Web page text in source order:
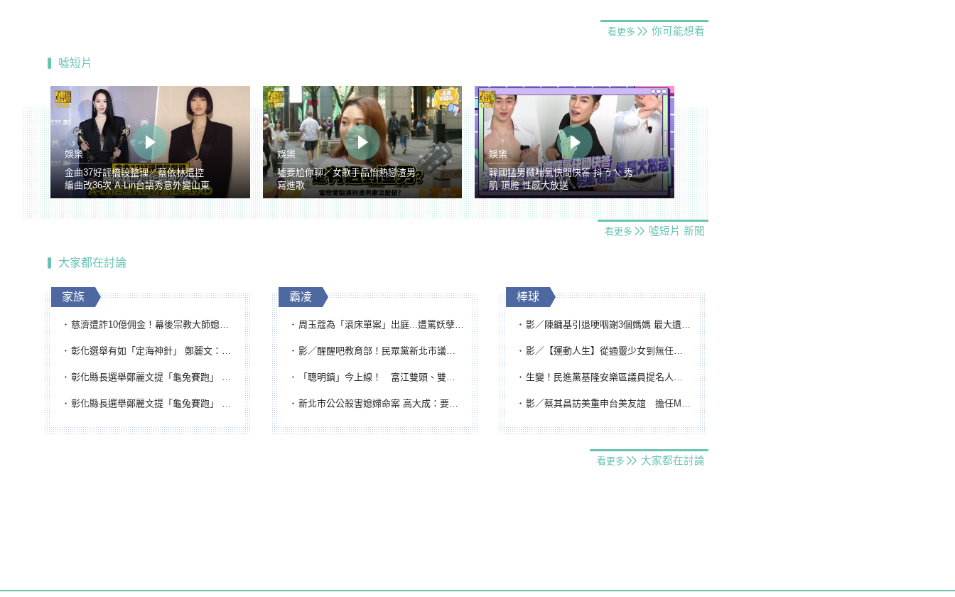
看更多 你可能想看
噓短片
娛樂
金曲37好評橋段整理／蔡依林遭控
編曲改36次 A-Lin台語秀意外變山東
腔
娛樂
噓要尬你聊／女歌手品怡熱戀渣男
寫進歌
娛樂
韓國猛男微喘氣快問快答 抖ㄋㄟ 秀
肌 頂胯 性感大放送
看更多 噓短片 新聞
大家都在討論
家族
慈濟遭詐10億佣金！幕後宗教大師媳婦獲100萬交保...快步奔離不發一語
彰化選舉有如「定海神針」 鄭麗文：傾全黨之力讓彰化贏
彰化縣長選舉鄭麗文提「龜兔賽跑」 綠營、無黨籍忙否認是烏龜
彰化縣長選舉鄭麗文提「龜兔賽跑」 綠營、無黨籍忙否認是烏龜
霸凌
周玉蔻為「滾床單案」出庭...遭罵妖孽下地獄 張淑娟批：舌頭殺人有罪
影／醒醒吧教育部！民眾黨新北市議員參選人提出校園反毒防線升級政見
「聰明鎮」今上線！ 富江雙頭、雙一、人頭氣球全登場
新北市公公殺害媳婦命案 高大成：要害殺多刀顯示怨恨深
棒球
影／陳鏞基引退哽咽謝3個媽媽 最大遺憾無緣大聯盟
影／【運動人生】從通靈少女到無任所大使 劉柏君女裁判人生國際發光
生變！民進黨基隆安樂區議員提名人黃永翔突被除名 將另提他人
影／蔡其昌訪美重申台美友誼 擔任MLB大都會台灣日開球嘉賓
看更多 大家都在討論